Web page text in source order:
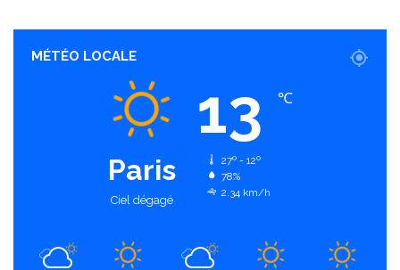
MÉTÉO LOCALE
Paris
Ciel dégagé
13 ℃
27º - 12º
78%
2.34 km/h